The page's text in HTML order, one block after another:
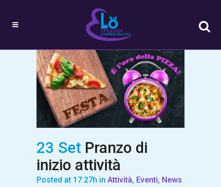
23 Set Pranzo di
inizio attività
Posted at 17:27h in Attività, Eventi, News